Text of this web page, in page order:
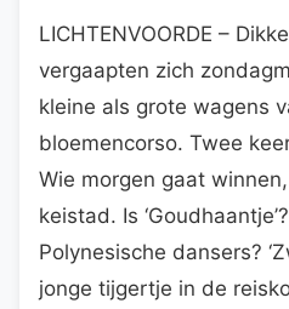
LICHTENVOORDE –
vergaapten zich
kleine als grote wagens
bloemencorso. Twee
Wie morgen gaat
keistad. Is
Polynesische dansers?
jonge tijgertje in de